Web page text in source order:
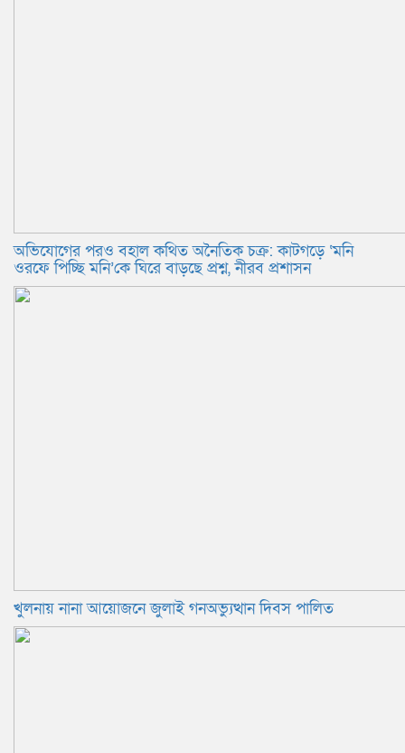
অভিযোগের পরও বহাল কথিত অনৈতিক চক্র: কাটগড়ে ‘মনি
ওরফে পিচ্ছি মনি’কে ঘিরে বাড়ছে প্রশ্ন, নীরব প্রশাসন
খুলনায় নানা আয়োজনে জুলাই গনঅভ্যুত্থান দিবস পালিত